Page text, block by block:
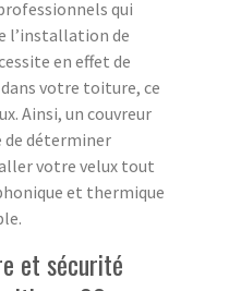
qui
l’installation de
en effet de
votre toiture, ce
Ainsi, un couvreur
de déterminer
votre velux tout
et thermique
et sécurité